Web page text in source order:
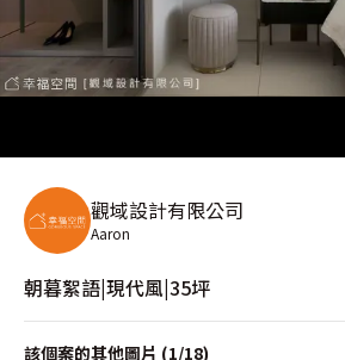
觀域設計有限公司
Aaron
朝暮絮語|現代風|35坪
該個案的其他圖片 (1/18)